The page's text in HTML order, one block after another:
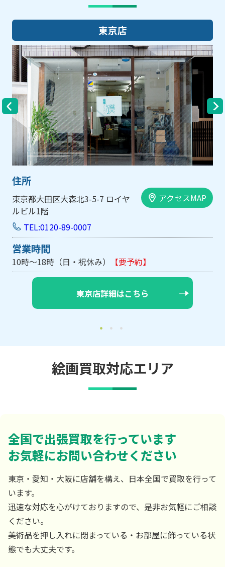
大阪店
住所
大阪市中央区内平野町1-1-5 西大
手前ビル103号
アクセスMAP
TEL:0120-89-0007
営業時間
10時～18時（日・祝休み/土曜は不定休）
大阪店詳細はこちら
絵画買取対応エリア
全国で出張買取を行っています
お気軽にお問い合わせください
東京・愛知・大阪に店舗を構え、日本全国で買取を行って
います。
迅速な対応を心がけておりますので、是非お気軽にご相談
ください。
美術品を押し入れに閉まっている・お部屋に飾っている状
態でも大丈夫です。